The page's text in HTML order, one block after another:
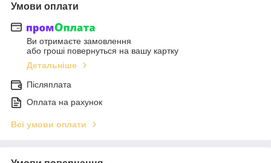
Умови оплати
Ви отримаєте замовлення
або гроші повернуться на вашу картку
Детальніше
Післяплата
Оплата на рахунок
Всі умови оплати